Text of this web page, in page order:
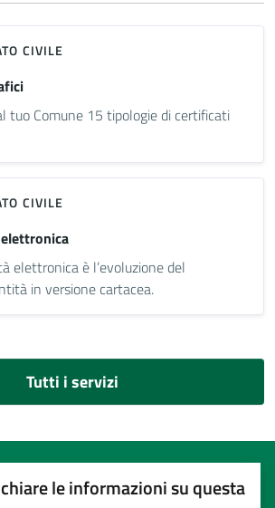
CIVILE
tuo Comune 15 tipologie di certificati
CIVILE
elettronica è l’evoluzione del
in versione cartacea.
Tutti i servizi
le informazioni su questa